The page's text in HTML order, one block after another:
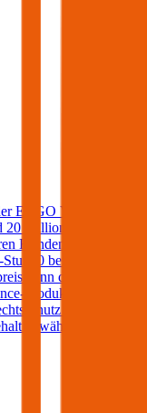
ERGO Versicherung
20 Millionen
Kunden, die sich seit
0 befinden,
kann die Kfz-
Produkt, eine
erweitert
gewählt werden der